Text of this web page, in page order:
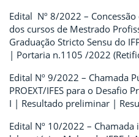
Edital Nº 8/2022 –
dos cursos de Mestrado
Graduação Stricto Sensu do
| Portaria n.1105 /2022
Edital Nº 9/2022 – Chamada
PROEXT/IFES para o Desafio
I | Resultado preliminar |
Edital Nº 10/2022 –